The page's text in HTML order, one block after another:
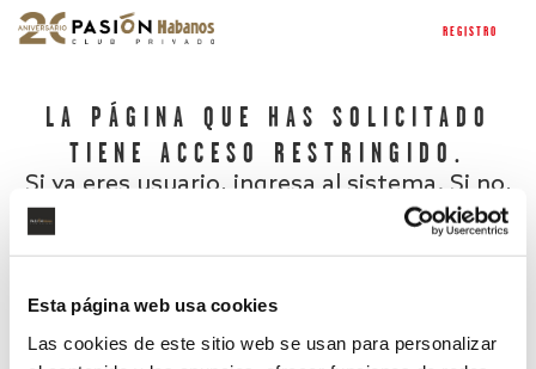
Esta página web usa cookies
Las cookies de este sitio web se usan para personalizar
REGISTRO
LA PÁGINA QUE HAS SOLICITADO
TIENE ACCESO RESTRINGIDO.
Si ya eres usuario, ingresa al sistema. Si no,